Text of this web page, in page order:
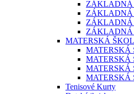
ZÁKLADNÁ
ZÁKLADNÁ
ZÁKLADNÁ
ZÁKLADNÁ
MATERSKÁ
MATERSKÁ
MATERSKÁ
MATERSKÁ
MATERSKÁ
Tenisové Kurty